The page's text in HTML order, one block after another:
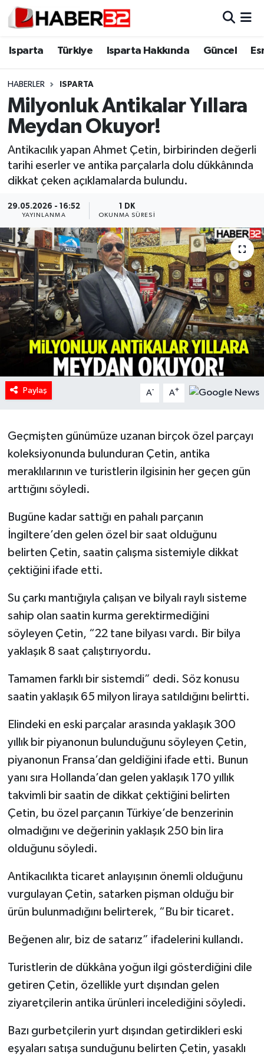
Isparta Türkiye Isparta Hakkında Güncel
HABERLER ISPARTA
Milyonluk Antikalar Yıllara
Meydan Okuyor!
Antikacılık yapan Ahmet Çetin, birbirinden değerli
tarihi eserler ve antika parçalarla dolu dükkânında
dikkat çeken açıklamalarda bulundu.
29.05.2026 - 16:52
YAYINLANMA
1 DK
OKUNMA SÜRESI
Paylaş A- A+
Geçmişten günümüze uzanan birçok özel parçayı
koleksiyonunda bulunduran Çetin, antika
meraklılarının ve turistlerin ilgisinin her geçen gün
arttığını söyledi.
Bugüne kadar sattığı en pahalı parçanın
İngiltere’den gelen özel bir saat olduğunu
belirten Çetin, saatin çalışma sistemiyle dikkat
çektiğini ifade etti.
Su çarkı mantığıyla çalışan ve bilyalı raylı sisteme
sahip olan saatin kurma gerektirmediğini
söyleyen Çetin, “22 tane bilyası vardı. Bir bilya
yaklaşık 8 saat çalıştırıyordu.
Tamamen farklı bir sistemdi” dedi. Söz konusu
saatin yaklaşık 65 milyon liraya satıldığını belirtti.
Elindeki en eski parçalar arasında yaklaşık 300
yıllık bir piyanonun bulunduğunu söyleyen Çetin,
piyanonun Fransa’dan geldiğini ifade etti. Bunun
yanı sıra Hollanda’dan gelen yaklaşık 170 yıllık
takvimli bir saatin de dikkat çektiğini belirten
Çetin, bu özel parçanın Türkiye’de benzerinin
olmadığını ve değerinin yaklaşık 250 bin lira
olduğunu söyledi.
Antikacılıkta ticaret anlayışının önemli olduğunu
vurgulayan Çetin, satarken pişman olduğu bir
ürün bulunmadığını belirterek, “Bu bir ticaret.
Beğenen alır, biz de satarız” ifadelerini kullandı.
Turistlerin de dükkâna yoğun ilgi gösterdiğini dile
getiren Çetin, özellikle yurt dışından gelen
ziyaretçilerin antika ürünleri incelediğini söyledi.
Bazı gurbetçilerin yurt dışından getirdikleri eski
eşyaları satışa sunduğunu belirten Çetin, yasaklı
Isparta
Esnaf Diyor ki;
ASAYİŞ
BİLİM VE TEKNOLOJİ
GENEL
Güncel
HABERDE İNSAN
İlginç
KÜLTÜR SANAT
MAGAZİN
POLİTİKA
RESMİ İLANLAR
SAĞLIK
Tarihi Yapılarımız
Türkiye
Yerel
İletişim
Isparta Nöbetçi Eczaneler
Isparta Trafik Yoğunluk Haritası
Süper Lig Puan Durumu ve Fikstür
Tüm Manşetler
Haber Arşivi